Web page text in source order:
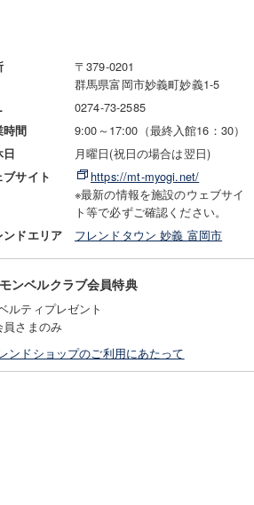
〒379-0201
群馬県富岡市妙義町妙義1-5
0274-73-2585
時間 9:00～17:00（最終入館16：30）
日 月曜日(祝日の場合は翌日)
ブサイト
https://mt-myogi.net/
※最新の情報を施設のウェブサイ
ト等で必ずご確認ください。
ンドエリア フレンドタウン 妙義 富岡市
モンベルクラブ会員特典
ルティプレゼント
員さまのみ
ンドショップのご利用にあたって